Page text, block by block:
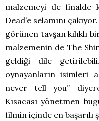
malzemeyi de finalde
Dead’e selamını
görünen tavşan kılıklı
malzemenin de The
geldiği dile
oynayanların isimleri
never tell you”
Kısacası yönetmen
filmin içinde en başarılı